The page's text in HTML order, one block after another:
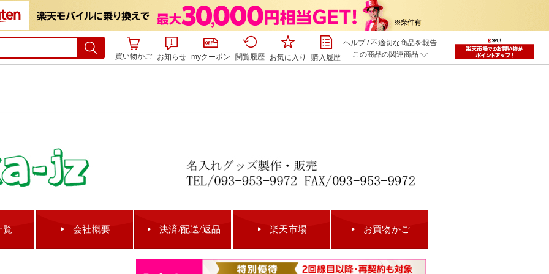
買い物かご お知らせ myクーポン 閲覧履歴 お気に入り 購入履歴
ヘルプ/不適切な商品を報告
この商品の関連商品